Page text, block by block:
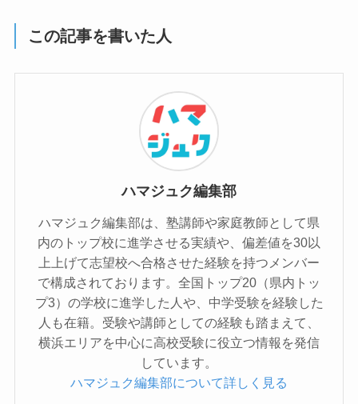
この記事を書いた人
ハマジュク編集部
ハマジュク編集部は、塾講師や家庭教師として県
内のトップ校に進学させる実績や、偏差値を30以
上上げて志望校へ合格させた経験を持つメンバー
で構成されております。全国トップ20（県内トッ
プ3）の学校に進学した人や、中学受験を経験した
人も在籍。受験や講師としての経験も踏まえて、
横浜エリアを中心に高校受験に役立つ情報を発信
しています。
ハマジュク編集部について詳しく見る